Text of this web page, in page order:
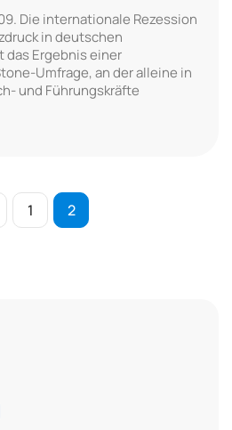
Die internationale Rezession
in deutschen
das Ergebnis einer
Umfrage, an der alleine in
und Führungskräfte
1 2